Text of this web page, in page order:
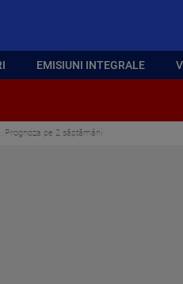
EMISIUNI INTEGRALE
Prognoza pe 2 săptămâni